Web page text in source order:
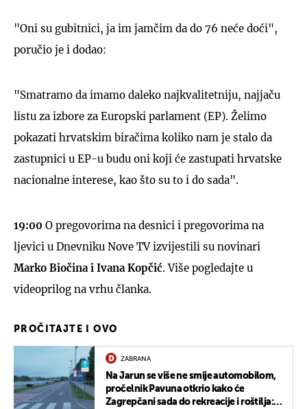
"Oni su gubitnici, ja im jamčim da do 76 neće doći",
poručio je i dodao:
"Smatramo da imamo daleko najkvalitetniju, najjaču
listu za izbore za Europski parlament (EP). Želimo
pokazati hrvatskim biračima koliko nam je stalo da
zastupnici u EP-u budu oni koji će zastupati hrvatske
nacionalne interese, kao što su to i do sada".
19:00 O pregovorima na desnici i pregovorima na
ljevici u Dnevniku Nove TV izvijestili su novinari
Marko Biočina i Ivana Kopčić. Više pogledajte u
videoprilog na vrhu članka.
PROČITAJTE I OVO
ZABRANA
Na Jarun se više ne smije automobilom,
pročelnik Pavuna otkrio kako će
Zagrepčani sada do rekreacije i roštilja: